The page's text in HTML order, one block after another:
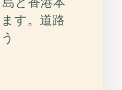
す。道路